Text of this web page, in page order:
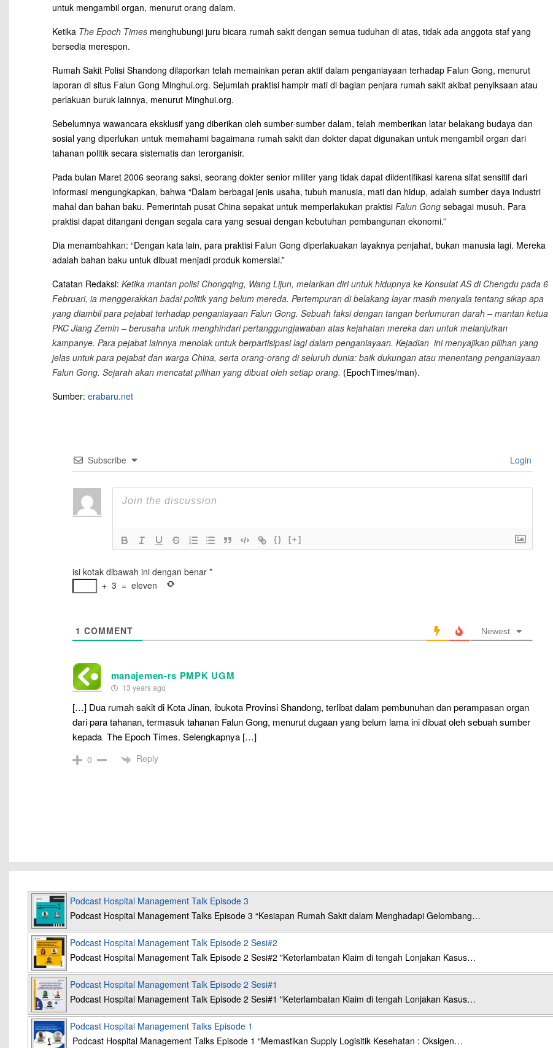
untuk mengambil organ, menurut orang dalam.
Ketika The Epoch Times menghubungi juru bicara rumah sakit dengan semua tuduhan di atas, tidak ada anggota staf yang
bersedia merespon.
Rumah Sakit Polisi Shandong dilaporkan telah memainkan peran aktif dalam penganiayaan terhadap Falun Gong, menurut
laporan di situs Falun Gong Minghui.org. Sejumlah praktisi hampir mati di bagian penjara rumah sakit akibat penyiksaan atau
perlakuan buruk lainnya, menurut Minghui.org.
Sebelumnya wawancara eksklusif yang diberikan oleh sumber-sumber dalam, telah memberikan latar belakang budaya dan
sosial yang diperlukan untuk memahami bagaimana rumah sakit dan dokter dapat digunakan untuk mengambil organ dari
tahanan politik secara sistematis dan terorganisir.
Pada bulan Maret 2006 seorang saksi, seorang dokter senior militer yang tidak dapat diidentifikasi karena sifat sensitif dari
informasi mengungkapkan, bahwa “Dalam berbagai jenis usaha, tubuh manusia, mati dan hidup, adalah sumber daya industri
mahal dan bahan baku. Pemerintah pusat China sepakat untuk memperlakukan praktisi Falun Gong sebagai musuh. Para
praktisi dapat ditangani dengan segala cara yang sesuai dengan kebutuhan pembangunan ekonomi.”
Dia menambahkan: “Dengan kata lain, para praktisi Falun Gong diperlakuakan layaknya penjahat, bukan manusia lagi. Mereka
adalah bahan baku untuk dibuat menjadi produk komersial.”
Catatan Redaksi: Ketika mantan polisi Chongqing, Wang Lijun, melarikan diri untuk hidupnya ke Konsulat AS di Chengdu pada 6
Februari, ia menggerakkan badai politik yang belum mereda. Pertempuran di belakang layar masih menyala tentang sikap apa
yang diambil para pejabat terhadap penganiayaan Falun Gong. Sebuah faksi dengan tangan berlumuran darah – mantan ketua
PKC Jiang Zemin – berusaha untuk menghindari pertanggungjawaban atas kejahatan mereka dan untuk melanjutkan
kampanye. Para pejabat lainnya menolak untuk berpartisipasi lagi dalam penganiayaan. Kejadian ini menyajikan pilihan yang
jelas untuk para pejabat dan warga China, serta orang-orang di seluruh dunia: baik dukungan atau menentang penganiayaan
Falun Gong. Sejarah akan mencatat pilihan yang dibuat oleh setiap orang. (EpochTimes/man).
Sumber: erabaru.net
Subscribe Login
{} [+]
isi kotak dibawah ini dengan benar*
+ 3 = eleven
1 COMMENT Newest
manajemen-rs PMPK UGM
13 years ago
[…] Dua rumah sakit di Kota Jinan, ibukota Provinsi Shandong, terlibat dalam pembunuhan dan perampasan organ
dari para tahanan, termasuk tahanan Falun Gong, menurut dugaan yang belum lama ini dibuat oleh sebuah sumber
kepada The Epoch Times. Selengkapnya […]
0 Reply
Podcast Hospital Management Talk Episode 3
Podcast Hospital Management Talks Episode 3 “Kesiapan Rumah Sakit dalam Menghadapi Gelombang…
Podcast Hospital Management Talk Episode 2 Sesi#2
Podcast Hospital Management Talk Episode 2 Sesi#2 "Keterlambatan Klaim di tengah Lonjakan Kasus…
Podcast Hospital Management Talk Episode 2 Sesi#1
Podcast Hospital Management Talk Episode 2 Sesi#1 "Keterlambatan Klaim di tengah Lonjakan Kasus…
Podcast Hospital Management Talks Episode 1
Podcast Hospital Management Talks Episode 1 “Memastikan Supply Logisitik Kesehatan : Oksigen…